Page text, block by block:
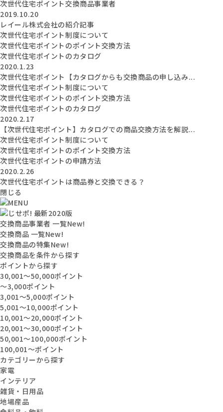
次世代住宅ポイント交換商品事業者
2019.10.20
レイール株式会社の紹介記事
次世代住宅ポイント制度について
次世代住宅ポイントのポイント交換方法
次世代住宅ポイントのカタログ
2020.1.23
次世代住宅ポイント【カタログからも交換商品の申し込み...
次世代住宅ポイント制度について
次世代住宅ポイントのポイント交換方法
次世代住宅ポイントのカタログ
2020.2.17
【次世代住宅ポイント】カタログでの商品交換方法を解説...
次世代住宅ポイント制度について
次世代住宅ポイントのポイント交換方法
次世代住宅ポイントの申請方法
2020.2.26
次世代住宅ポイントは商品券と交換できる？
閉じる
交換商品事業者 一覧New!
交換商品 一覧New!
交換商品の特集New!
交換商品を条件から探す
ポイントから探す
30,001〜50,000ポイント
〜3,000ポイント
3,001〜5,000ポイント
5,001〜10,000ポイント
10,001〜20,000ポイント
20,001〜30,000ポイント
50,001〜100,000ポイント
100,001〜ポイント
カテゴリーから探す
家電
インテリア
雑貨・日用品
地場産品